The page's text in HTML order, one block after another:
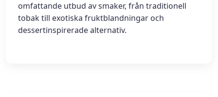
omfattande utbud av smaker, från traditionell
tobak till exotiska fruktblandningar och
dessertinspirerade alternativ.